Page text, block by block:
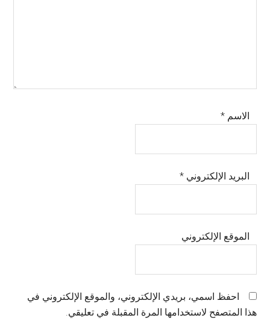
الاسم*
البريد الإلكتروني*
الموقع الإلكتروني
احفظ اسمي، بريدي الإلكتروني، والموقع الإلكتروني في
هذا المتصفح لاستخدامها المرة المقبلة في تعليقي.